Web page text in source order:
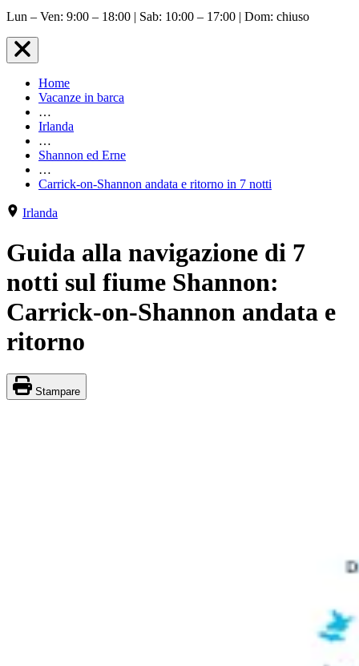
Lun – Ven: 9:00 – 18:00 | Sab: 10:00 – 17:00 | Dom: chiuso
Home
Vacanze in barca
…
Irlanda
…
Shannon ed Erne
…
Carrick-on-Shannon andata e ritorno in 7 notti
Irlanda
Guida alla navigazione di 7
notti sul fiume Shannon:
Carrick-on-Shannon andata e
ritorno
Stampare